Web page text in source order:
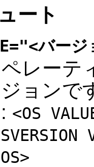
ート
バー
レーテ
ョンで
<OS